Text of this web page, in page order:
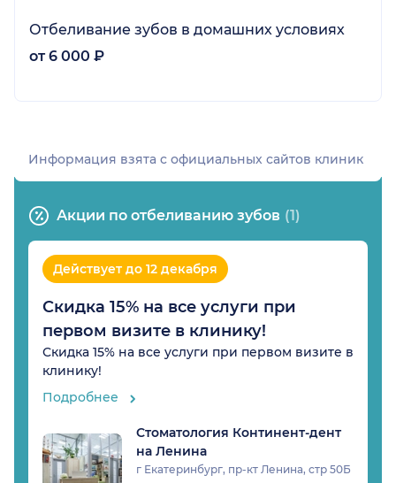
Отбеливание зубов в домашних условиях
от 6 000 ₽
Акции по отбеливанию зубов (1)
Действует до 12 декабря
Скидка 15% на все услуги при
первом визите в клинику!
Скидка 15% на все услуги при первом визите в
клинику!
Подробнее
Стоматология Континент-дент
на Ленина
г Екатеринбург, пр-кт Ленина, стр 50Б
Информация взята c официальных сайтов клиник